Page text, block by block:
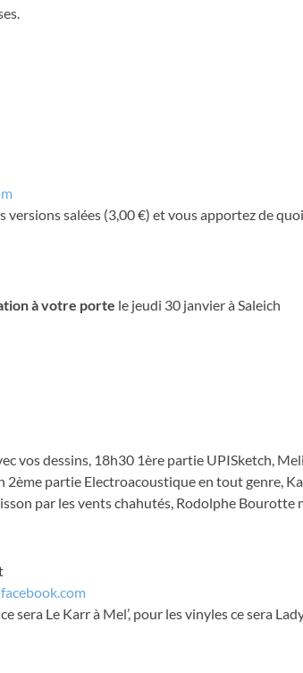
salées (3,00 €) et vous apportez de
à votre porte le jeudi 30 janvier à Saleich
vos dessins, 18h30 1ère partie UPISketch,
partie Electroacoustique en tout genre,
par les vents chahutés, Rodolphe Bourotte
facebook.com
Le Karr à Mel’, pour les vinyles ce sera